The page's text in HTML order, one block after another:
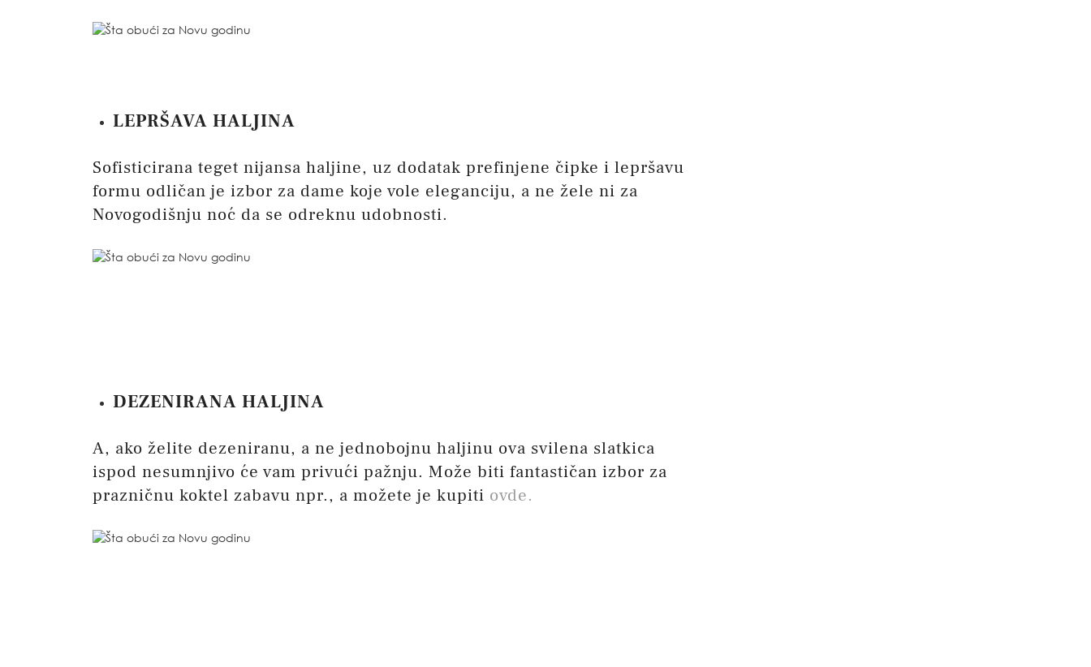
LEPRŠAVA HALJINA
Sofisticirana teget nijansa haljine, uz dodatak prefinjene čipke i lepršavu
formu odličan je izbor za dame koje vole eleganciju, a ne žele ni za
Novogodišnju noć da se odreknu udobnosti.
DEZENIRANA HALJINA
A, ako želite dezeniranu, a ne jednobojnu haljinu ova svilena slatkica
ispod nesumnjivo će vam privući pažnju. Može biti fantastičan izbor za
prazničnu koktel zabavu npr., a možete je kupiti ovde.